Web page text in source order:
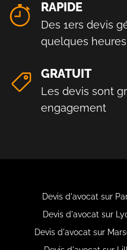
RAPIDE
Des 1ers devis
quelques heures
GRATUIT
Les devis sont
engagement
Devis d'avocat sur
Devis d'avocat sur
Devis d'avocat sur